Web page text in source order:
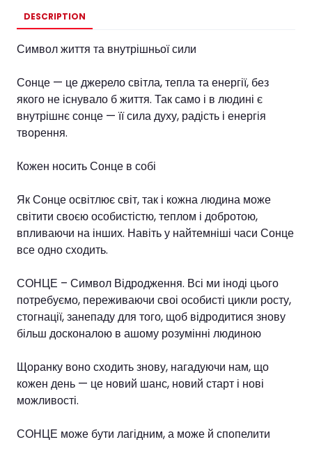
DESCRIPTION
Символ життя та внутрішньої сили
Сонце — це джерело світла, тепла та енергії, без
якого не існувало б життя. Так само і в людині є
внутрішнє сонце — її сила духу, радість і енергія
творення.
Кожен носить Сонце в собі
Як Сонце освітлює світ, так і кожна людина може
світити своєю особистістю, теплом і добротою,
впливаючи на інших. Навіть у найтемніші часи Сонце
все одно сходить.
СОНЦЕ – Символ Відродження. Всі ми іноді цього
потребуємо, переживаючи своі особисті цикли росту,
стогнації, занепаду для того, щоб відродитися знову
більш досконалою в ашому розумінні людиною
Щоранку воно сходить знову, нагадуючи нам, що
кожен день — це новий шанс, новий старт і нові
можливості.
СОНЦЕ може бути лагідним, а може й спопелити